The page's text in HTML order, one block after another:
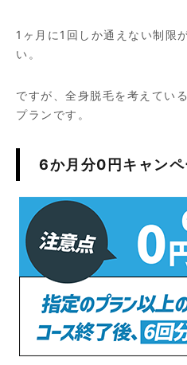
1ヶ月に1回しか通えない制限
い。
ですが、全身脱毛を考えてい
プランです。
6か月分0円キャンペ